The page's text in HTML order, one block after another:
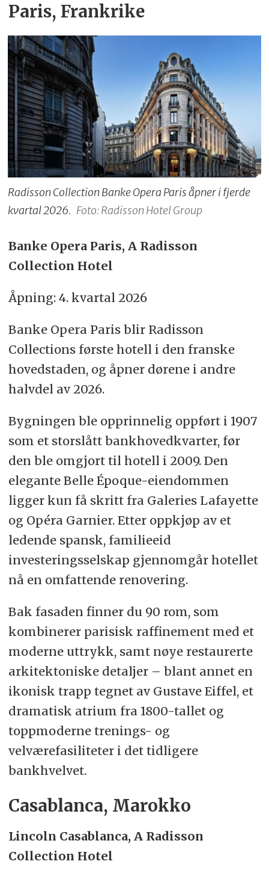
Paris, Frankrike
Radisson Collection Banke Opera Paris åpner i fjerde
kvartal 2026. Foto: Radisson Hotel Group
Banke Opera Paris, A Radisson
Collection Hotel
Åpning: 4. kvartal 2026
Banke Opera Paris blir Radisson
Collections første hotell i den franske
hovedstaden, og åpner dørene i andre
halvdel av 2026.
Bygningen ble opprinnelig oppført i 1907
som et storslått bankhovedkvarter, før
den ble omgjort til hotell i 2009. Den
elegante Belle Époque-eiendommen
ligger kun få skritt fra Galeries Lafayette
og Opéra Garnier. Etter oppkjøp av et
ledende spansk, familieeid
investeringsselskap gjennomgår hotellet
nå en omfattende renovering.
Bak fasaden finner du 90 rom, som
kombinerer parisisk raffinement med et
moderne uttrykk, samt nøye restaurerte
arkitektoniske detaljer – blant annet en
ikonisk trapp tegnet av Gustave Eiffel, et
dramatisk atrium fra 1800-tallet og
toppmoderne trenings- og
velværefasiliteter i det tidligere
bankhvelvet.
Casablanca, Marokko
Lincoln Casablanca, A Radisson
Collection Hotel